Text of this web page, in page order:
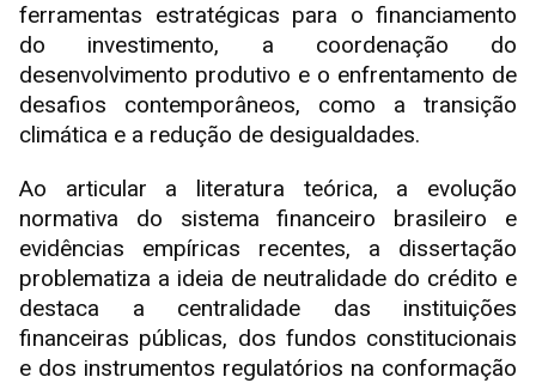
ferramentas estratégicas para o financiamento
do investimento, a coordenação do
desenvolvimento produtivo e o enfrentamento de
desafios contemporâneos, como a transição
climática e a redução de desigualdades.
Ao articular a literatura teórica, a evolução
normativa do sistema financeiro brasileiro e
evidências empíricas recentes, a dissertação
problematiza a ideia de neutralidade do crédito e
destaca a centralidade das instituições
financeiras públicas, dos fundos constitucionais
e dos instrumentos regulatórios na conformação